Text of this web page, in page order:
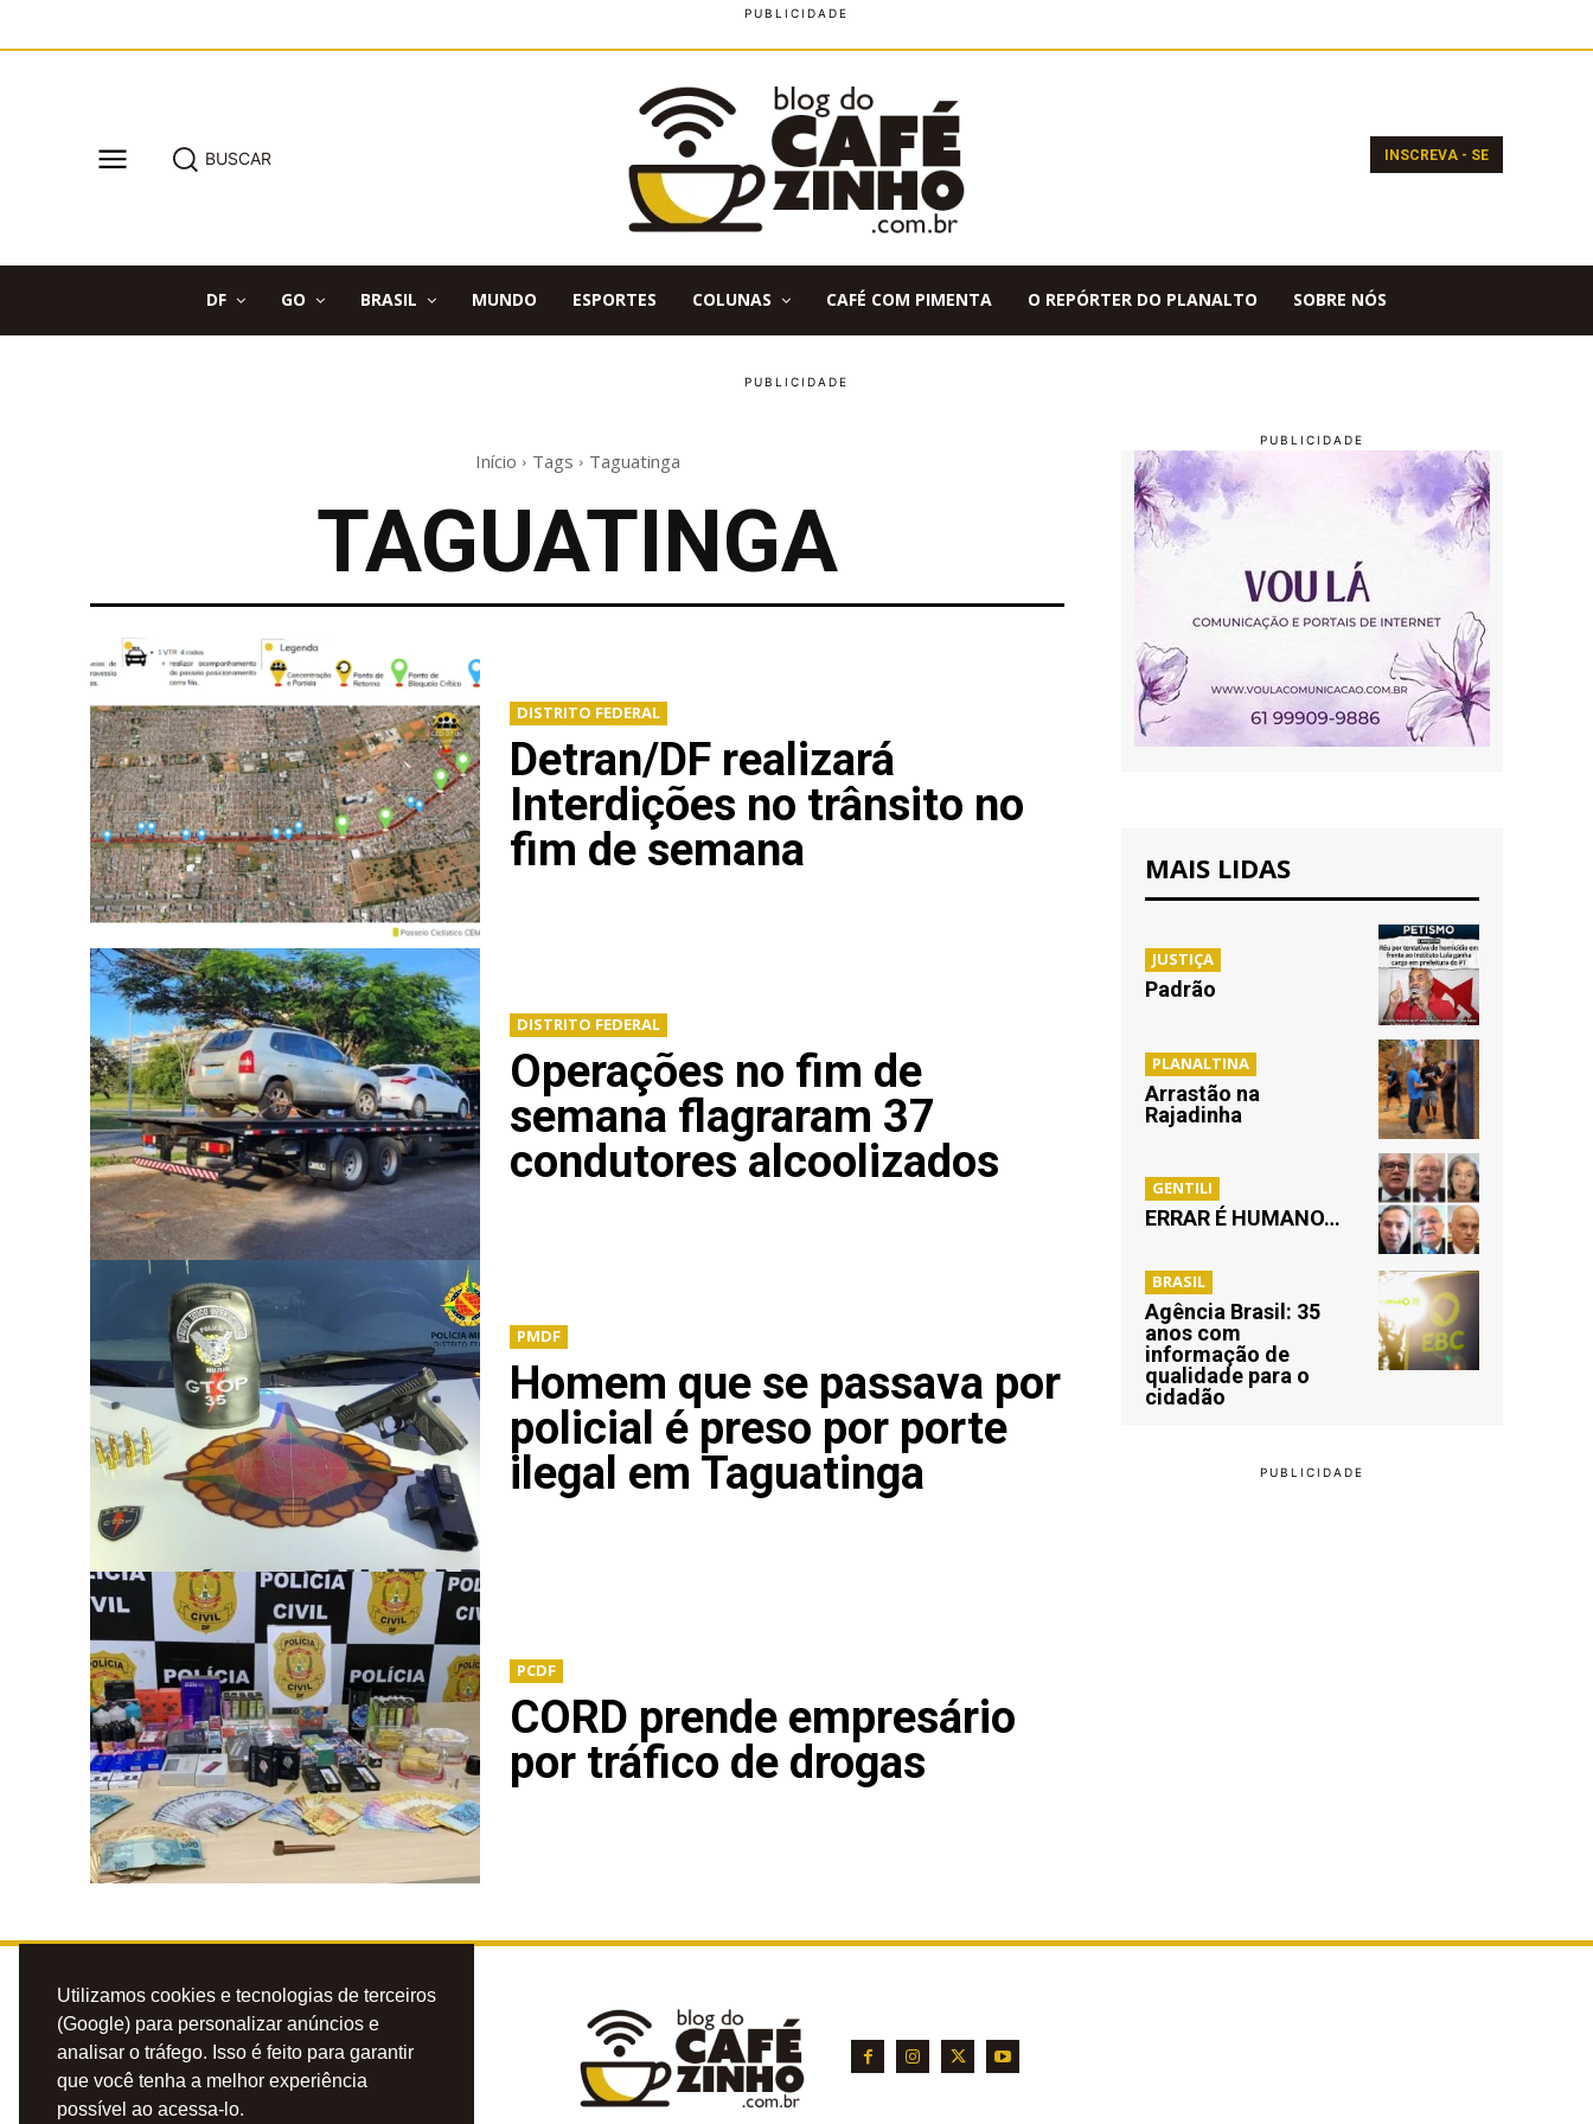
Utilizamos cookies e tecnologias de terceiros
(Google) para personalizar anúncios e
analisar o tráfego. Isso é feito para garantir
que você tenha a melhor experiência
possível ao acessa-lo.
BUSCAR INSCREVA - SE
DF GO BRASIL MUNDO ESPORTES COLUNAS CAFÉ COM PIMENTA O REPÓRTER DO PLANALTO SOBRE NÓS
Início Tags Taguatinga
TAGUATINGA
DISTRITO FEDERAL
Detran/DF realizará
Interdições no trânsito no
fim de semana
DISTRITO FEDERAL
Operações no fim de
semana flagraram 37
condutores alcoolizados
PMDF
Homem que se passava por
policial é preso por porte
ilegal em Taguatinga
PCDF
CORD prende empresário
por tráfico de drogas
MAIS LIDAS
JUSTIÇA
Padrão
PLANALTINA
Arrastão na
Rajadinha
GENTILI
ERRAR É HUMANO…
BRASIL
Agência Brasil: 35
anos com
informação de
qualidade para o
cidadão